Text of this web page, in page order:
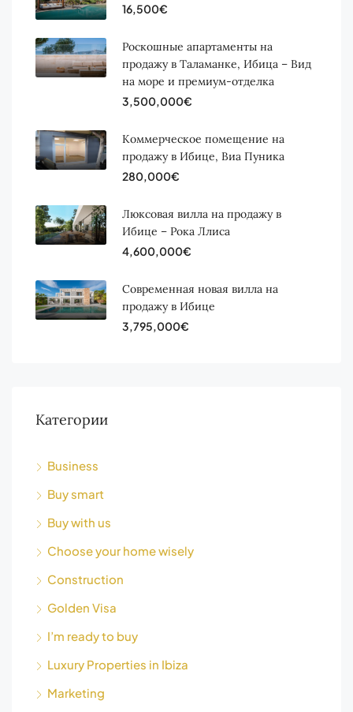
16,500€
Роскошные апартаменты на
продажу в Таламанке, Ибица – Вид
на море и премиум-отделка
3,500,000€
Коммерческое помещение на
продажу в Ибице, Виа Пуника
280,000€
Люксовая вилла на продажу в
Ибице – Рока Ллиса
4,600,000€
Современная новая вилла на
продажу в Ибице
3,795,000€
Категории
Business
Buy smart
Buy with us
Choose your home wisely
Construction
Golden Visa
I’m ready to buy
Luxury Properties in Ibiza
Marketing